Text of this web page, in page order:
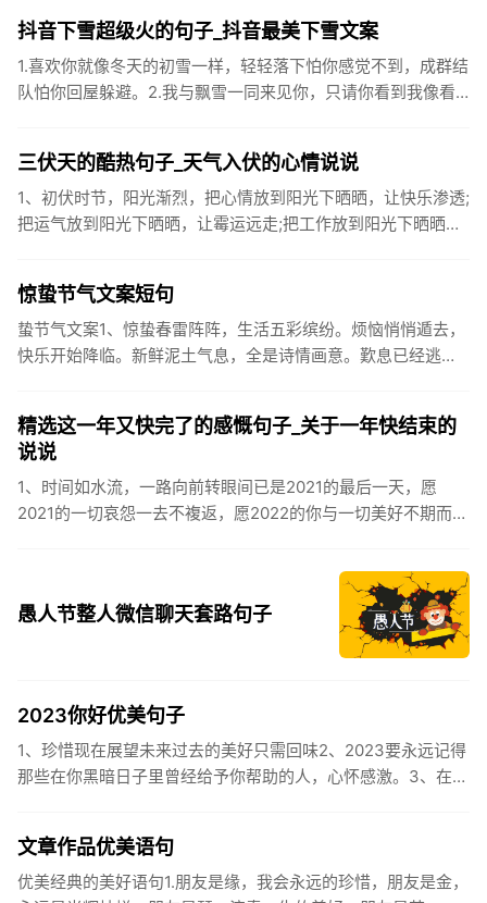
抖音下雪超级火的句子_抖音最美下雪文案
1.喜欢你就像冬天的初雪一样，轻轻落下怕你感觉不到，成群结
队怕你回屋躲避。2.我与飘雪一同来见你，只请你看到我像看
三伏天的酷热句子_天气入伏的心情说说
1、初伏时节，阳光渐烈，把心情放到阳光下晒晒，让快乐渗透;
把运气放到阳光下晒晒，让霉运远走;把工作放到阳光下晒晒，
惊蛰节气文案短句
蛰节气文案1、惊蛰春雷阵阵，生活五彩缤纷。烦恼悄悄遁去，
快乐开始降临。新鲜泥土气息，全是诗情画意。歎息已经逃
精选这一年又快完了的感慨句子_关于一年快结束的
说说
1、时间如水流，一路向前转眼间已是2021的最后一天，愿
2021的一切哀怨一去不複返，愿2022的你与一切美好不期而
愚人节整人微信聊天套路句子
2023你好优美句子
1、珍惜现在展望未来过去的美好只需回味2、2023要永远记得
那些在你黑暗日子里曾经给予你帮助的人，心怀感激。3、在苦
文章作品优美语句
优美经典的美好语句1.朋友是缘，我会永远的珍惜，朋友是金，